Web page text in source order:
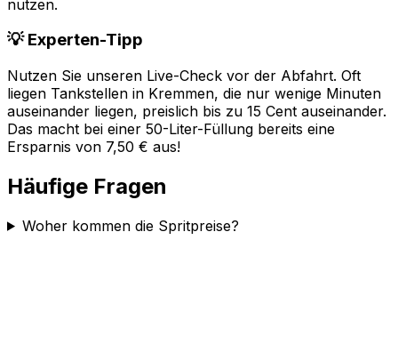
nutzen.
💡 Experten-Tipp
Nutzen Sie unseren Live-Check vor der Abfahrt. Oft
liegen Tankstellen in Kremmen, die nur wenige Minuten
auseinander liegen, preislich bis zu 15 Cent auseinander.
Das macht bei einer 50-Liter-Füllung bereits eine
Ersparnis von 7,50 € aus!
Häufige Fragen
Woher kommen die Spritpreise?